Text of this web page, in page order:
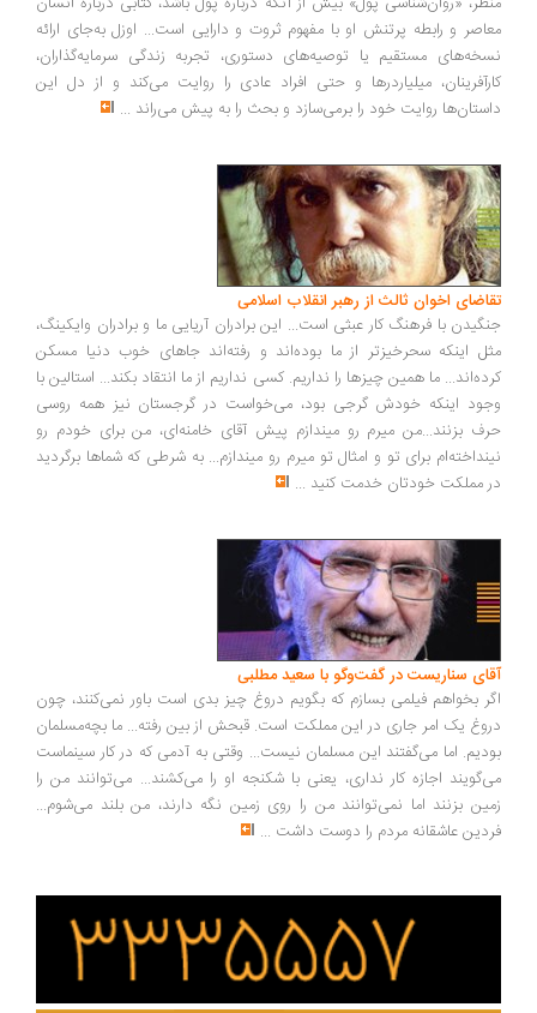
و رابطه پرتنش او با مفهوم ثروت و دارایی است... اوزل به‌جای ارائه
مستقیم یا توصیه‌های دستوری، تجربه زندگی سرمایه‌گذاران،
میلیاردرها و حتی افراد عادی را روایت می‌کند و از دل این
روایت خود را برمی‌سازد و بحث را به پیش می‌راند...
اخوان ثالث از رهبر انقلاب اسلامی
با فرهنگ کار عبثی است... این برادران آریایی ما و برادران وایکینگ،
اینکه سحرخیزتر از ما بوده‌اند و رفته‌اند جاهای خوب دنیا مسکن
ما همین چیزها را نداریم. کسی نداریم از ما انتقاد بکند... استالین با
اینکه خودش گرجی بود، می‌خواست در گرجستان نیز همه روسی
بزنند...من میرم رو میندازم پیش آقای خامنه‌ای، من برای خودم رو
برای تو و امثال تو میرم رو میندازم... به شرطی که شماها برگردید
مملکت خودتان خدمت کنید...
سناریست در گفت‌وگو با سعید مطلبی
بخواهم فیلمی بسازم که بگویم دروغ چیز بدی است باور نمی‌کنند، چون
یک امر جاری در این مملکت است. قبحش از بین رفته... ما بچه‌مسلمان
اما می‌گفتند این مسلمان نیست... وقتی به آدمی که در کار سینماست
اجازه کار نداری، یعنی با شکنجه او را می‌کشند... می‌توانند من را
بزنند اما نمی‌توانند من را روی زمین نگه دارند، من بلند می‌شوم...
عاشقانه مردم را دوست داشت ...